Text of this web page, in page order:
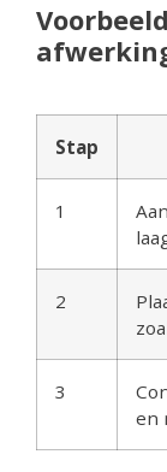
Stap
1
2
3
en